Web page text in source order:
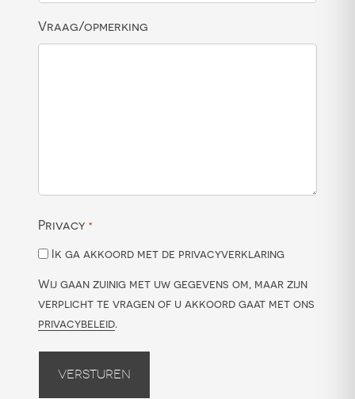
Vraag/opmerking
Privacy *
Ik ga akkoord met de privacyverklaring
Wij gaan zuinig met uw gegevens om, maar zijn
verplicht te vragen of u akkoord gaat met ons
privacybeleid.
Versturen